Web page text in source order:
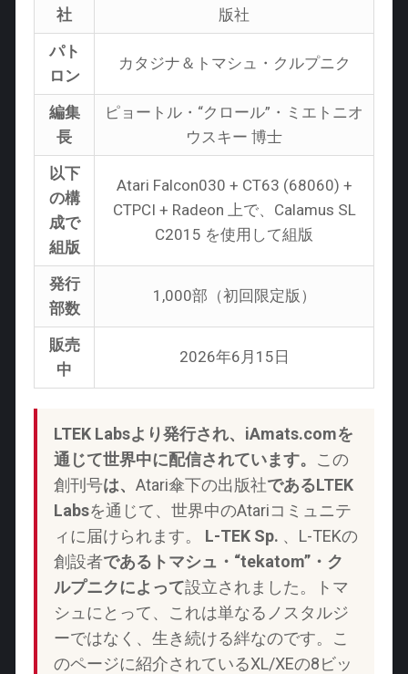
社
版社
パト
ロン
カタジナ＆トマシュ・クルプニク
編集
長
ピョートル・“クロール”・ミエトニオ
ウスキー 博士
以下
の構
成で
組版
Atari Falcon030 + CT63 (68060) +
CTPCI + Radeon 上で、Calamus SL
C2015 を使用して組版
発行
部数
1,000部（初回限定版）
販売
中
2026年6月15日
LTEK Labsより発行され、iAmats.comを
通じて世界中に配信されています。 この
創刊号は、 Atari傘下の出版社であるLTEK
Labsを通じて、世界中のAtariコミュニテ
ィに届けられます。 L-TEK Sp. 、L-TEKの
創設者であるトマシュ・“tekatom”・ク
ルプニクによって設立されました。トマ
シュにとって、これは単なるノスタルジ
ーではなく、生き続ける絆なのです。こ
のページに紹介されているXL/XEの8ビッ